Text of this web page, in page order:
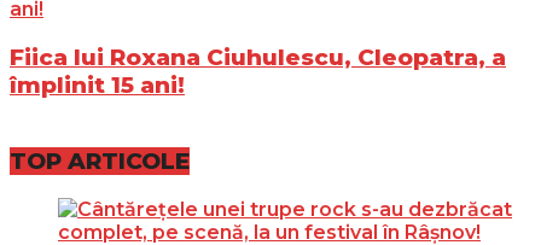
Fiica lui Roxana Ciuhulescu, Cleopatra, a
împlinit 15 ani!
TOP ARTICOLE